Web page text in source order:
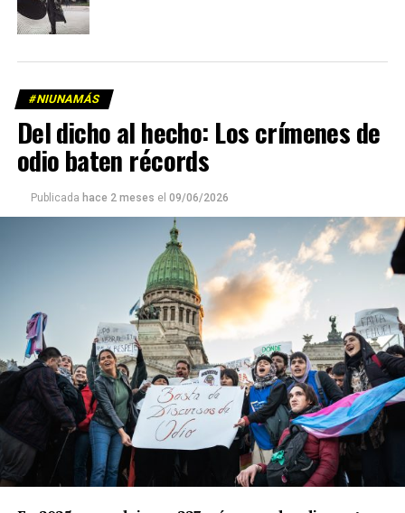
#NIUNAMÁS
Del dicho al hecho: Los crímenes de
odio baten récords
Publicada hace 2 meses el 09/06/2026